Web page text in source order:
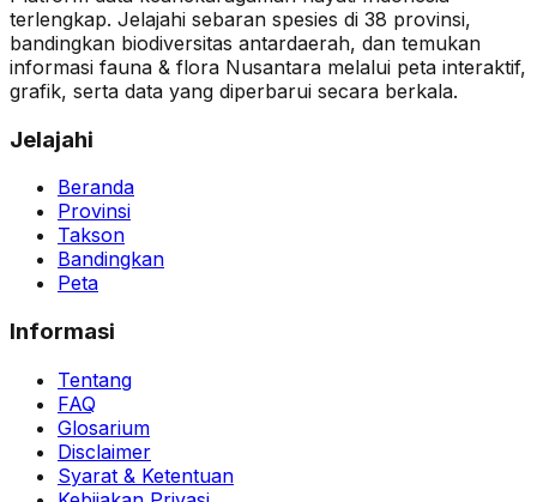
terlengkap. Jelajahi sebaran spesies di 38 provinsi,
bandingkan biodiversitas antardaerah, dan temukan
informasi fauna & flora Nusantara melalui peta interaktif,
grafik, serta data yang diperbarui secara berkala.
Jelajahi
Beranda
Provinsi
Takson
Bandingkan
Peta
Informasi
Tentang
FAQ
Glosarium
Disclaimer
Syarat & Ketentuan